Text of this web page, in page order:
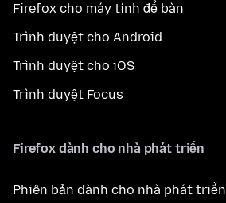
Firefox cho máy tính để bàn
Trình duyệt cho Android
Trình duyệt cho iOS
Trình duyệt Focus
Firefox dành cho nhà phát triển
Phiên bản dành cho nhà phát triển